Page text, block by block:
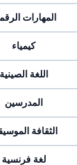
المهارات
كيمياء
اللغة الصينية
المدرسين
الثقافة
لغة فرنسية